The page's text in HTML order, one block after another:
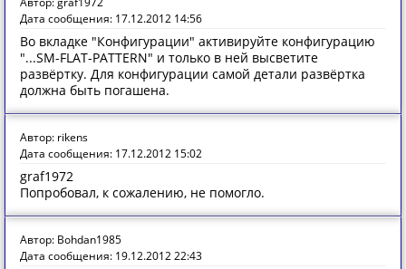
Дата сообщения: 17.12.2012 14:56
Во вкладке "Конфигурации" активируйте конфигурацию
"...SM-FLAT-PATTERN" и только в ней высветите
развёртку. Для конфигурации самой детали развёртка
должна быть погашена.
Автор: rikens
Дата сообщения: 17.12.2012 15:02
graf1972
Попробовал, к сожалению, не помогло.
Автор: Bohdan1985
Дата сообщения: 19.12.2012 22:43